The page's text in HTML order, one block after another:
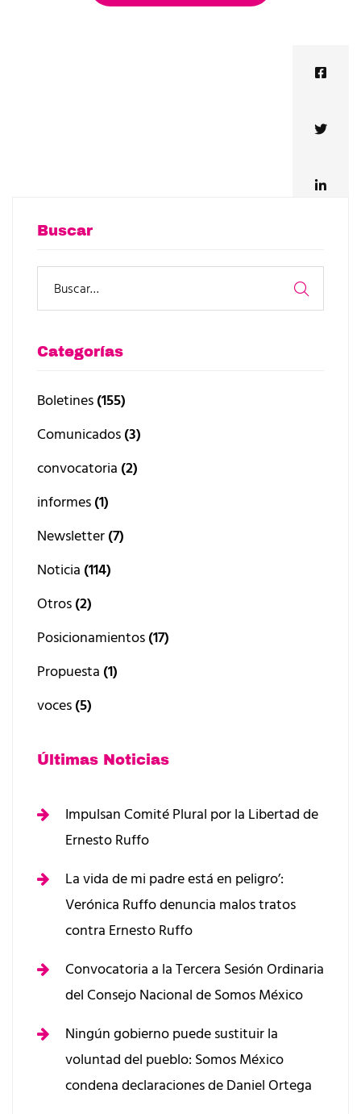
Buscar
Categorías
Boletines(155)
Comunicados(3)
convocatoria (2)
informes(1)
Newsletter(7)
Noticia (114)
Otros(2)
Posicionamientos(17)
Propuesta (1)
voces(5)
Últimas Noticias
Impulsan Comité Plural por la Libertad de
Ernesto Ruffo
La vida de mi padre está en peligro’:
Verónica Ruffo denuncia malos tratos
contra Ernesto Ruffo
Convocatoria a la Tercera Sesión Ordinaria
del Consejo Nacional de Somos México
Ningún gobierno puede sustituir la
voluntad del pueblo: Somos México
condena declaraciones de Daniel Ortega